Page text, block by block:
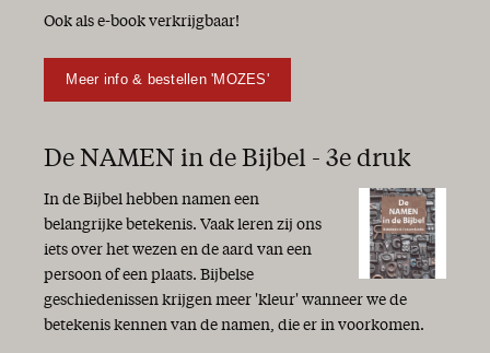
Ook als e-book verkrijgbaar!
Meer info & bestellen 'MOZES'
De NAMEN in de Bijbel - 3e druk
In de Bijbel hebben namen een
belangrijke betekenis. Vaak leren zij ons
iets over het wezen en de aard van een
persoon of een plaats. Bijbelse
geschiedenissen krijgen meer 'kleur' wanneer we de
betekenis kennen van de namen, die er in voorkomen.